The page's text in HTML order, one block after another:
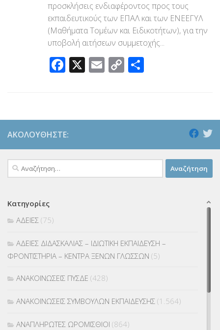
προσκλήσεις ενδιαφέροντος προς τους
εκπαιδευτικούς των ΕΠΑΛ και των ΕΝΕΕΓΥΛ
(Μαθήματα Τομέων και Ειδικοτήτων), για την
υποβολή αιτήσεων συμμετοχής...
Facebook
X Email
Copy
ΑΚΟΛΟΥΘΉΣΤΕ:
Αναζήτηση
για:
Κατηγορίες
ΑΔΕΙΕΣ (75)
ΑΔΕΙΕΣ ΔΙΔΑΣΚΑΛΙΑΣ – ΙΔΙΩΤΙΚΗ ΕΚΠΑΙΔΕΥΣΗ –
ΦΡΟΝΤΙΣΤΗΡΙΑ – ΚΕΝΤΡΑ ΞΕΝΩΝ ΓΛΩΣΣΩΝ (5)
ΑΝΑΚΟΙΝΩΣΕΙΣ ΠΥΣΔΕ (428)
ΑΝΑΚΟΙΝΩΣΕΙΣ ΣΥΜΒΟΥΛΩΝ ΕΚΠΑΙΔΕΥΣΗΣ (1.564)
ΑΝΑΠΛΗΡΩΤΕΣ ΩΡΟΜΙΣΘΙΟΙ (864)